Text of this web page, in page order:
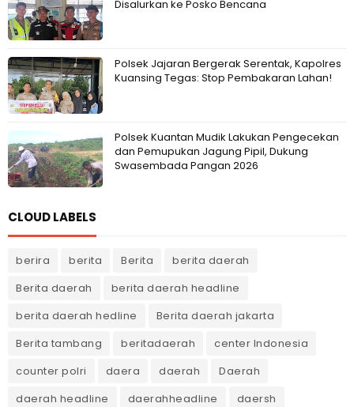
Disalurkan ke Posko Bencana
Polsek Jajaran Bergerak Serentak, Kapolres
Kuansing Tegas: Stop Pembakaran Lahan!
Polsek Kuantan Mudik Lakukan Pengecekan
dan Pemupukan Jagung Pipil, Dukung
Swasembada Pangan 2026
CLOUD LABELS
berira berita Berita
berita daerah
Berita daerah
berita daerah headline
berita daerah hedline
Berita daerah jakarta
Berita tambang
beritadaerah
center Indonesia
counter polri
daera daerah
Daerah
daerah headline
daerahheadline
daersh